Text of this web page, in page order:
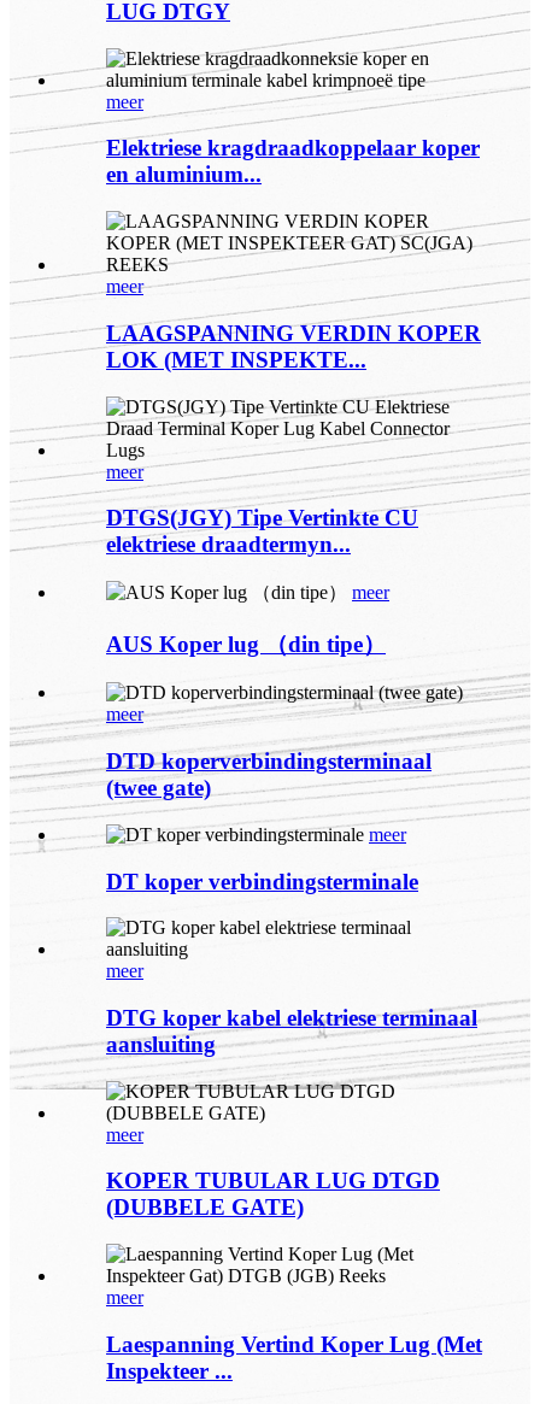
LUG DTGY
meer
Elektriese kragdraadkoppelaar koper
en aluminium...
meer
LAAGSPANNING VERDIN KOPER
LOK (MET INSPEKTE...
meer
DTGS(JGY) Tipe Vertinkte CU
elektriese draadtermyn...
meer
AUS Koper lug （din tipe）
meer
DTD koperverbindingsterminaal
(twee gate)
meer
DT koper verbindingsterminale
meer
DTG koper kabel elektriese terminaal
aansluiting
meer
KOPER TUBULAR LUG DTGD
(DUBBELE GATE)
meer
Laespanning Vertind Koper Lug (Met
Inspekteer ...